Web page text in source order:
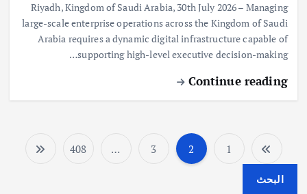
Riyadh, Kingdom of Saudi Arabia, 30th July 2026 – Managing
large-scale enterprise operations across the Kingdom of Saudi
Arabia requires a dynamic digital infrastructure capable of
supporting high-level executive decision-making…
Continue reading
ت
1
2
3
…
408
البحث